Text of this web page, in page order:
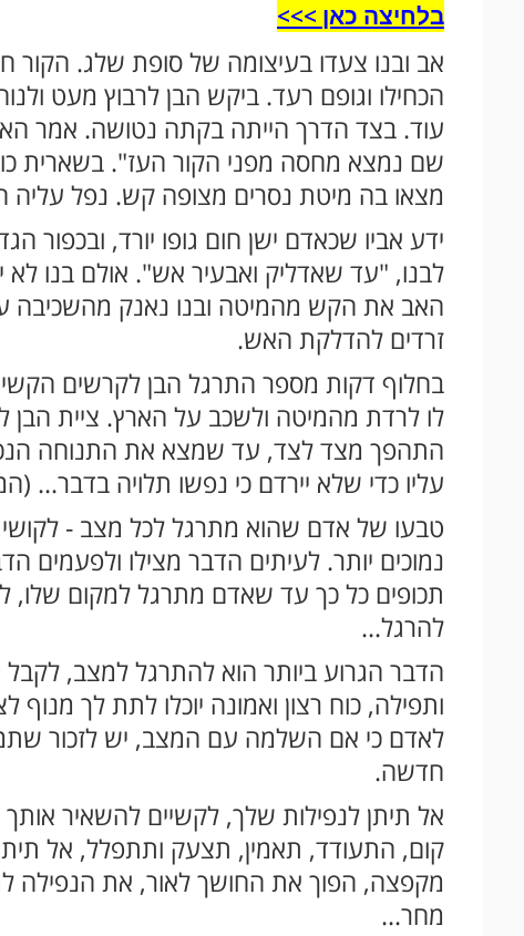
בלחיצה כאן >>>​
אב ובנו צעדו בעיצומה של סופת שלג. הקור
הכחילו וגופם רעד. ביקש הבן לרבוץ מעט
עוד. בצד הדרך הייתה בקתה נטושה. אמר
שם נמצא מחסה מפני הקור העז". בשארית
מצאו בה מיטת נסרים מצופה קש. נפל עליה
ידע אביו שכאדם ישן חום גופו יורד, ובכפור
לבנו, "עד שאדליק ואבעיר אש". אולם בנו לא
האב את הקש מהמיטה ובנו נאנק מהשכיבה
זרדים להדלקת האש.
בחלוף דקות מספר התרגל הבן לקרשים
לו לרדת מהמיטה ולשכב על הארץ. ציית הבן
התהפך מצד לצד, עד שמצא את התנוחה
עליו כדי שלא יירדם כי נפשו תלויה בדבר...
טבעו של אדם שהוא מתרגל לכל מצב -
נמוכים יותר. לעיתים הדבר מצילו ולפעמים
תכופים כל כך עד שאדם מתרגל למקום שלו,
להרגל...
הדבר הגרוע ביותר הוא להתרגל למצב,
ותפילה, כוח רצון ואמונה יוכלו לתת לך
לאדם כי אם השלמה עם המצב, יש לזכור
חדשה.
אל תיתן לנפילות שלך, לקשיים להשאיר
קום, התעודד, תאמין, תצעק ותתפלל, אל
מקפצה, הפוך את החושך לאור, את הנפילה
מחר...